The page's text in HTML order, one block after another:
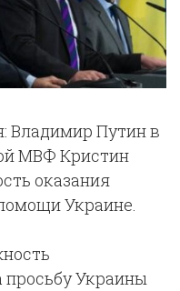
Владимир Путин в
МВФ Кристин
оказания
Украине.
просьбу Украины